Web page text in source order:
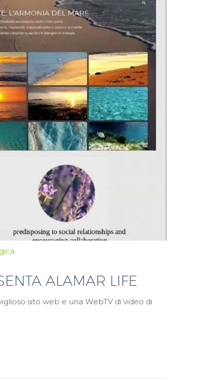
ALAMAR LIFE
sito web e una WebTV di video di